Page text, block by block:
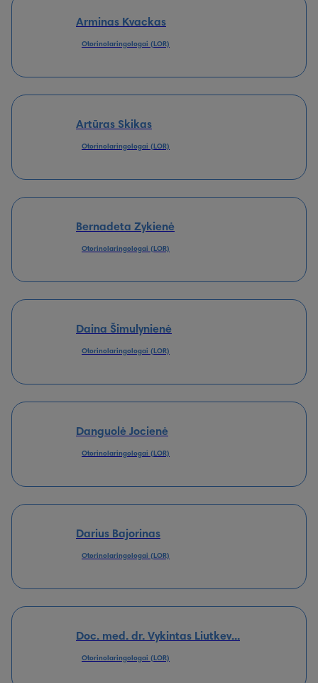
Arminas Kvackas
Otorinolaringologai (LOR)
Artūras Skikas
Otorinolaringologai (LOR)
Bernadeta Zykienė
Otorinolaringologai (LOR)
Daina Šimulynienė
Otorinolaringologai (LOR)
Danguolė Jocienė
Otorinolaringologai (LOR)
Darius Bajorinas
Otorinolaringologai (LOR)
Doc. med. dr. Vykintas Liutkev...
Otorinolaringologai (LOR)